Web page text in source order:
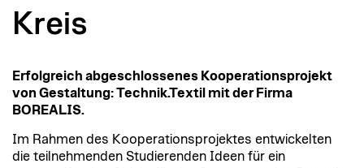
Kreis
Erfolgreich abgeschlossenes Kooperationsprojekt
von Gestaltung: Technik.Textil mit der Firma
BOREALIS.
Im Rahmen des Kooperationsprojektes entwickelten
die teilnehmenden Studierenden Ideen für ein